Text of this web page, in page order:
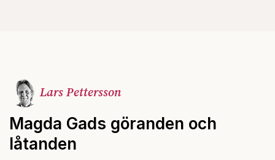
Lars Pettersson
Magda Gads göranden och
låtanden